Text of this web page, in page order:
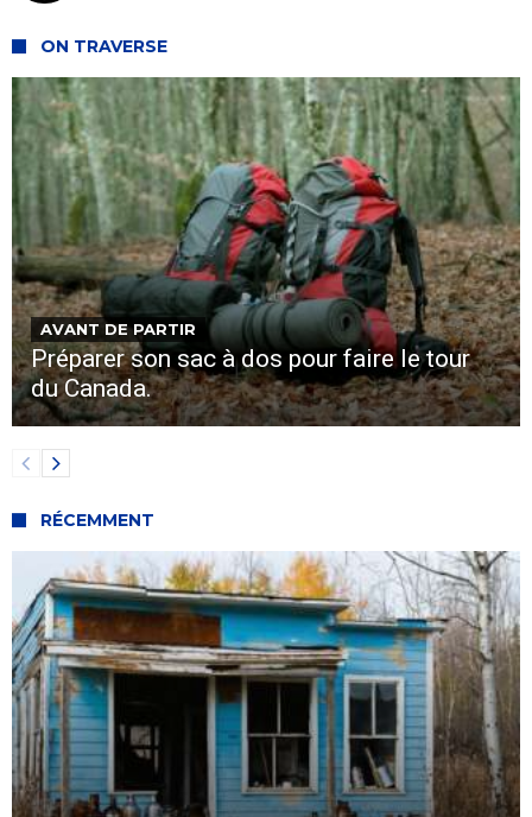
ON TRAVERSE
AVANT DE PARTIR
Préparer son sac à dos pour faire le tour
du Canada.
RÉCEMMENT